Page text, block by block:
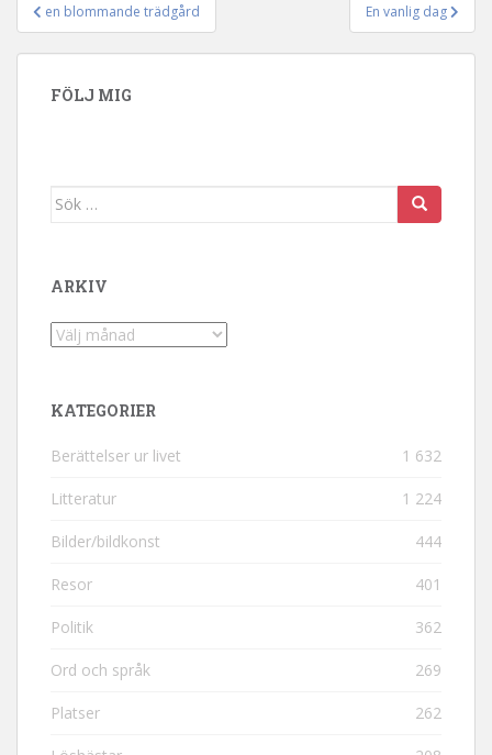
Inläggsnavigering
en blommande trädgård En vanlig dag
FÖLJ MIG
Sök efter:
ARKIV
Arkiv
KATEGORIER
Berättelser ur livet 1 632
Litteratur 1 224
Bilder/bildkonst 444
Resor 401
Politik 362
Ord och språk 269
Platser 262